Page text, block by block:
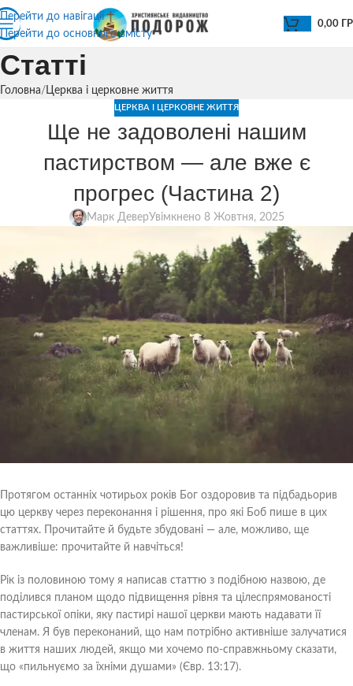
Перейти до навігації
Перейти до основного вмісту
0,00
Статті
Головна Церква і церковне життя
ЦЕРКВА І ЦЕРКОВНЕ ЖИТТЯ
Ще не задоволені нашим
пастирством — але вже є
прогрес (Частина 2)
Марк ДеверУвімкнено 8 Жовтня, 2025
Протягом останніх чотирьох років Бог оздоровив та підбадьорив
цю церкву через переконання і рішення, про які Боб пише в цих
статтях. Прочитайте й будьте збудовані — але, можливо, ще
важливіше: прочитайте й навчіться!
Рік із половиною тому я написав статтю з подібною назвою, де
поділився планом щодо підвищення рівня та цілеспрямованості
пастирської опіки, яку пастирі нашої церкви мають надавати її
членам. Я був переконаний, що нам потрібно активніше залучатися
в життя наших людей, якщо ми хочемо по-справжньому сказати,
що «пильнуємо за їхніми душами» (Євр. 13:17).